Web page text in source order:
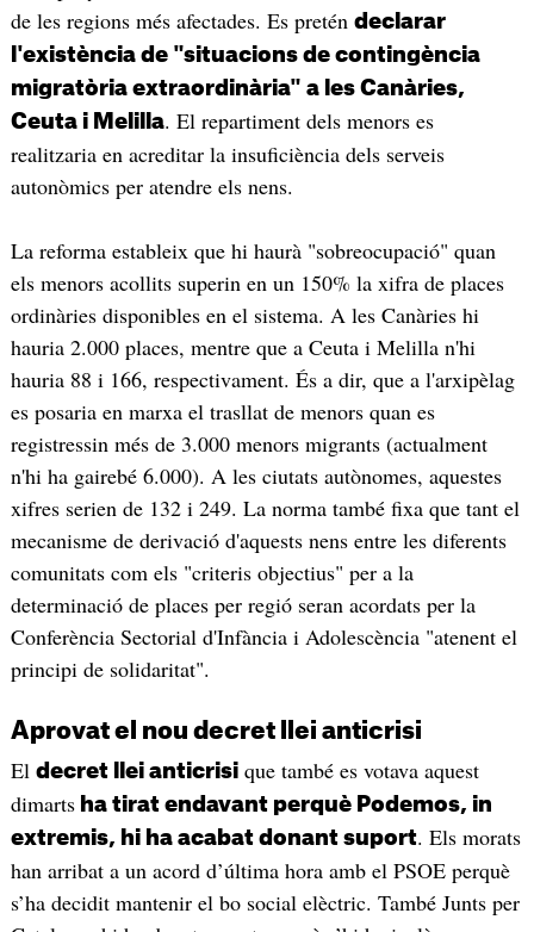
de les regions més afectades. Es pretén declarar
l'existència de "situacions de contingència
migratòria extraordinària" a les Canàries,
Ceuta i Melilla. El repartiment dels menors es
realitzaria en acreditar la insuficiència dels serveis
autonòmics per atendre els nens.
La reforma estableix que hi haurà "sobreocupació" quan
els menors acollits superin en un 150% la xifra de places
ordinàries disponibles en el sistema. A les Canàries hi
hauria 2.000 places, mentre que a Ceuta i Melilla n'hi
hauria 88 i 166, respectivament. És a dir, que a l'arxipèlag
es posaria en marxa el trasllat de menors quan es
registressin més de 3.000 menors migrants (actualment
n'hi ha gairebé 6.000). A les ciutats autònomes, aquestes
xifres serien de 132 i 249. La norma també fixa que tant el
mecanisme de derivació d'aquests nens entre les diferents
comunitats com els "criteris objectius" per a la
determinació de places per regió seran acordats per la
Conferència Sectorial d'Infància i Adolescència "atenent el
principi de solidaritat".
Aprovat el nou decret llei anticrisi
El decret llei anticrisique també es votava aquest
dimartsha tirat endavant perquè Podemos, in
extremis, hi ha acabat donant suport. Els morats
han arribat a un acord d’última hora amb el PSOE perquè
s’ha decidit mantenir el bo social elèctric. També Junts per